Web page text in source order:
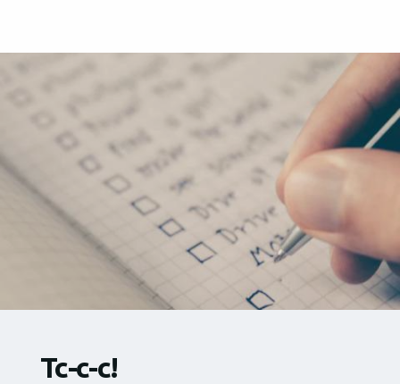
Тс-с-с!